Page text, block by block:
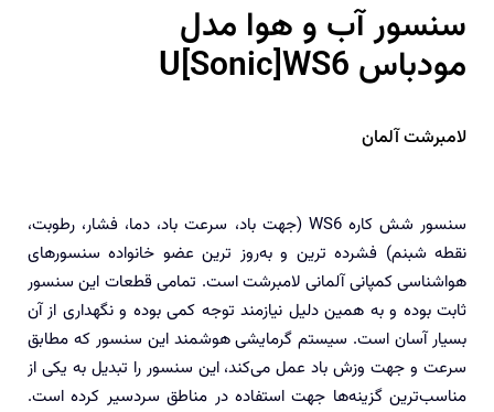
سنسور آب و هوا مدل
U[Sonic]WS6 مودباس
لامبرشت آلمان
سنسور شش کاره WS6 (جهت باد، سرعت باد، دما، فشار، رطوبت،
نقطه شبنم) فشرده‌ ترین و به‌روز ترین عضو خانواده سنسورهای
هواشناسی کمپانی آلمانی لامبرشت است. تمامی قطعات این سنسور
ثابت بوده و به‌ همین دلیل نیازمند توجه کمی بوده و نگهداری از آن
بسیار آسان است. سیستم گرمایشی هوشمند این سنسور که مطابق
سرعت و جهت وزش باد عمل می‌کند، این سنسور را تبدیل به یکی از
مناسب‌ترین گزینه‌ها جهت استفاده در مناطق سردسیر کرده است.